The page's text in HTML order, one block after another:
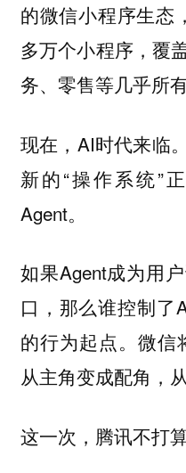
的微信小程序生态
多万个小程序，覆
务、零售等几乎所
现在，AI时代来临
新的“操作系统”
Agent。
如果Agent成为用
口，那么谁控制了
的行为起点。微信
从主角变成配角，
这一次，腾讯不打